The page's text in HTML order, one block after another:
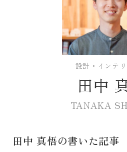
設計・インテ
田中
TANAKA
田中 真悟の書いた記事